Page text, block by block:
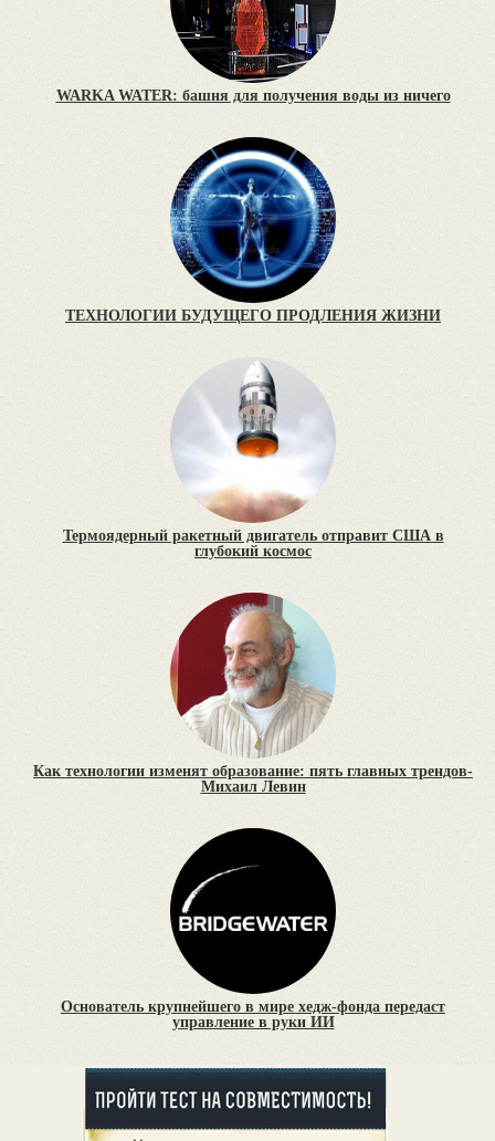
WARKA WATER: башня для получения воды из ничего
ТЕХНОЛОГИИ БУДУЩЕГО ПРОДЛЕНИЯ ЖИЗНИ
Термоядерный ракетный двигатель отправит США в
глубокий космос
Как технологии изменят образование: пять главных трендов-
Михаил Левин
Основатель крупнейшего в мире хедж-фонда передаст
управление в руки ИИ